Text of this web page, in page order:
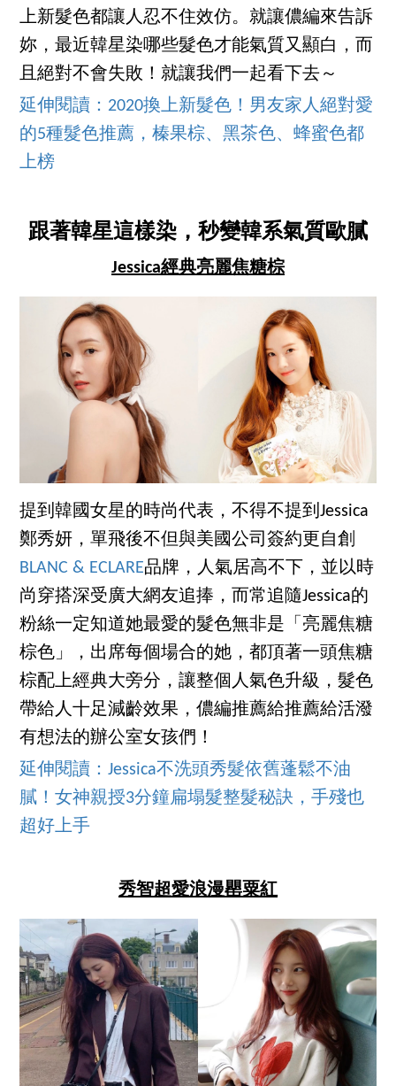
上新髮色都讓人忍不住效仿。就讓儂編來告訴
妳，最近韓星染哪些髮色才能氣質又顯白，而
且絕對不會失敗！就讓我們一起看下去～
延伸閱讀：2020換上新髮色！男友家人絕對愛
的5種髮色推薦，榛果棕、黑茶色、蜂蜜色都
上榜
跟著韓星這樣染，秒變韓系氣質歐膩
Jessica經典亮麗焦糖棕
提到韓國女星的時尚代表，不得不提到Jessica
鄭秀妍，單飛後不但與美國公司簽約更自創
BLANC & ECLARE品牌，人氣居高不下，並以時
尚穿搭深受廣大網友追捧，而常追隨Jessica的
粉絲一定知道她最愛的髮色無非是「亮麗焦糖
棕色」，出席每個場合的她，都頂著一頭焦糖
棕配上經典大旁分，讓整個人氣色升級，髮色
帶給人十足減齡效果，儂編推薦給推薦給活潑
有想法的辦公室女孩們！
延伸閱讀：Jessica不洗頭秀髮依舊蓬鬆不油
膩！女神親授3分鐘扁塌髮整髮秘訣，手殘也
超好上手
秀智超愛浪漫罌粟紅